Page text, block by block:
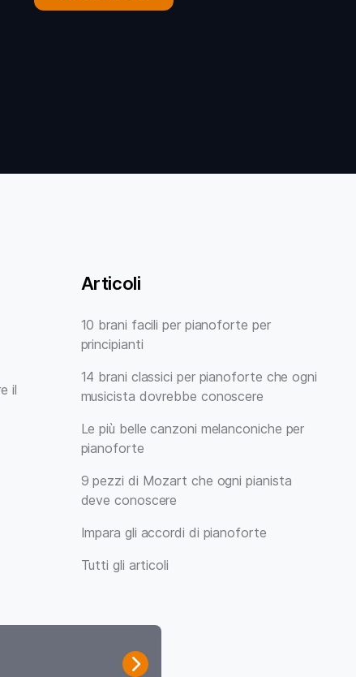
il
Articoli
10 brani facili per pianoforte per
principianti
14 brani classici per pianoforte che ogni
musicista dovrebbe conoscere
Le più belle canzoni melanconiche per
pianoforte
9 pezzi di Mozart che ogni pianista
deve conoscere
Impara gli accordi di pianoforte
Tutti gli articoli